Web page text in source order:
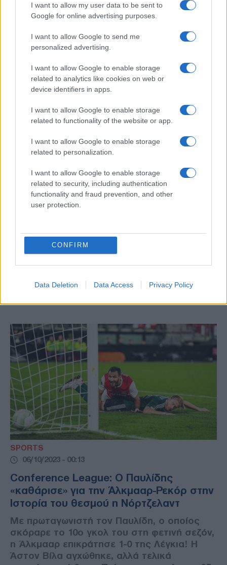
I want to allow my user data to be sent to
Google for online advertising purposes.
I want to allow Google to send me
personalized advertising.
I want to allow Google to enable storage
related to analytics like cookies on web or
device identifiers in apps.
I want to allow Google to enable storage
related to functionality of the website or app.
I want to allow Google to enable storage
related to personalization.
I want to allow Google to enable storage
related to security, including authentication
functionality and fraud prevention, and other
user protection.
CONFIRM
Data Deletion Data Access Privacy Policy
στη Σκωτία, απέναντι στην Αμπερντίν, τη
νίκη που θα σημάνει το 3/3 και την πρωτιά
στους ομίλους του Conference League
SPORTS
26/10/2023 - 09:13
Ο ΠΑΟΚ αντιμετωπίζει εκτός έδρας την
Αμπερντίν (22:00) για την 3η αγωνιστική του
ψάχνοντας το 3/3 έτισ ώστε να κάνει... άλμα
SPORTS
06/10/2023 - 00:13
Conference League: Ο Παυλίδης
«καθάρισε» για την Άλκμααρ-Ρεκόρ στην
Ιστορία του θεσμού η Νόρτζελαντ
Με πρωταγωνιστή τον Παυλίδη, ο οποίος
σκόραρε το 10ο γκολ του στη φετινή σεζόν,
η Άλκμααρ επικράτησε 1-0 της Λέγκια! Η
Άστον Βίλα αγχώθηκε, αλλά τελικά